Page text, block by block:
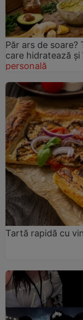
Păr ars de
care hidratează
personală
Tartă rapidă cu